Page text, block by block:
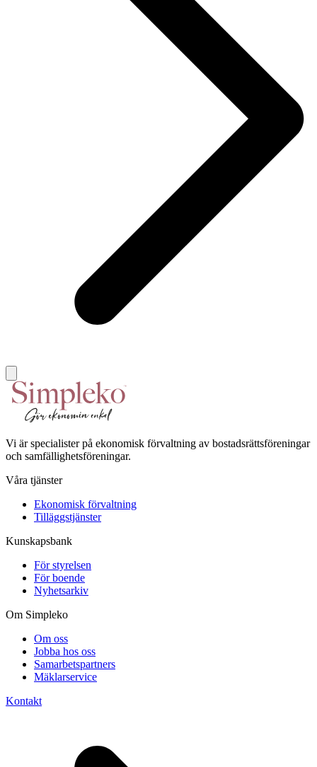
Vi är specialister på ekonomisk förvaltning av bostadsrättsföreningar
och samfällighetsföreningar.
Våra tjänster
Ekonomisk förvaltning
Tilläggstjänster
Kunskapsbank
För styrelsen
För boende
Nyhetsarkiv
Om Simpleko
Om oss
Jobba hos oss
Samarbetspartners
Mäklarservice
Kontakt